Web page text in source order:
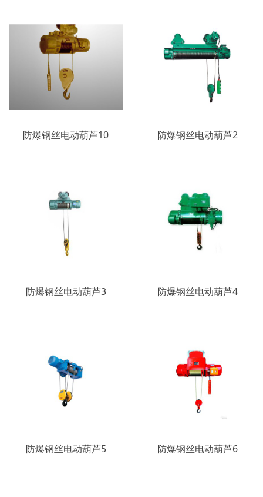
防爆钢丝电动葫芦10 防爆钢丝电动葫芦2
防爆钢丝电动葫芦3 防爆钢丝电动葫芦4
防爆钢丝电动葫芦5 防爆钢丝电动葫芦6